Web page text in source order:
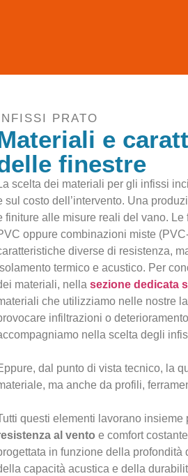
PRATO
e
finestre
scelta dei materiali per gli infissi
sul costo dell’intervento. Una
finiture alle misure reali del vano.
oppure combinazioni miste
diverse di resistenza,
termico e acustico. Per
materiali, nella sezione dedicata
che utilizziamo nelle nostre
infiltrazioni o
nella scelta degli
dal punto di vista tecnico, la
ma anche da profili,
questi elementi lavorano insieme
al vento e comfort
in funzione della
capacità acustica e della